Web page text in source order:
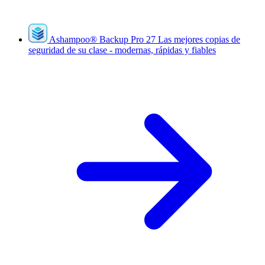
Ashampoo® Backup Pro 27 Las mejores copias de
seguridad de su clase - modernas, rápidas y fiables